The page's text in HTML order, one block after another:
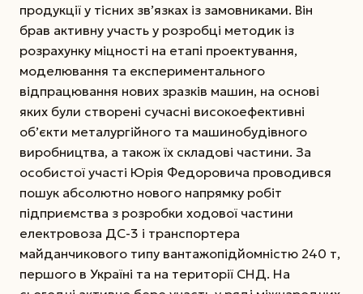
продукції у тісних зв’язках із замовниками. Він
брав активну участь у розробці методик із
розрахунку міцності на етапі проектування,
моделювання та експериментального
відпрацювання нових зразків машин, на основі
яких були створені сучасні високоефективні
об’єкти металургійного та машинобудівного
виробництва, а також їх складові частини. За
особистої участі Юрія Федоровича проводився
пошук абсолютно нового напрямку робіт
підприємства з розробки ходової частини
електро­воза ДС-3 і транспортера
майданчикового типу вантажопідйомністю 240 т,
першого в Україні та на території СНД. На